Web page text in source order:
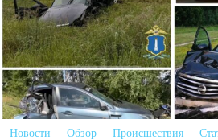
Новости Обзор Происшествия